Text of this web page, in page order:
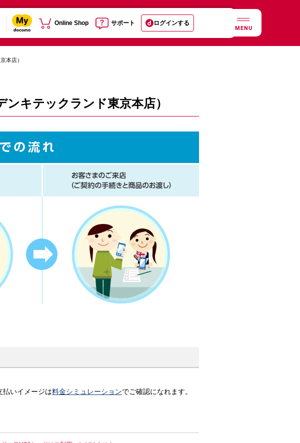
Online Shop サポート ログインする
MENU
本店）
キテックランド東京本店）
払いイメージは料金シミュレーションでご確認になれます。